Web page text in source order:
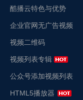
酷播云特色与优势
企业官网无广告视频
视频二维码
视频列表专辑
公众号添加视频列表
HTML5播放器